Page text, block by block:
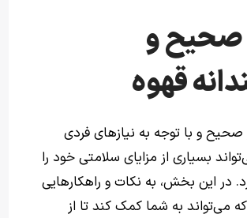
و
قهوه
صحیح و با توجه به نیازهای فردی
بسیاری از مزایای سلامتی خود را
در این بخش، به نکات و راهکارهایی
می‌تواند به شما کمک کند تا از